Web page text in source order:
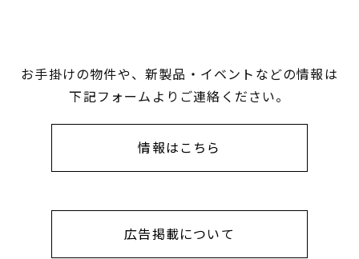
お手掛けの物件や、新製品・イベントなどの情報は
下記フォームよりご連絡ください。
情報はこちら
広告掲載について